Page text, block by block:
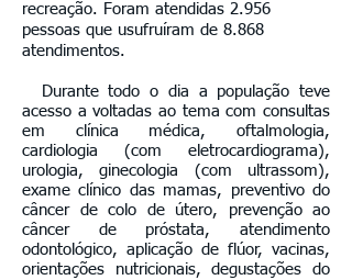
recreação. Foram atendidas 2.956
pessoas que usufruíram de 8.868
atendimentos.
Durante todo o dia a população teve
acesso a voltadas ao tema com consultas
em clínica médica, oftalmologia,
cardiologia (com eletrocardiograma),
urologia, ginecologia (com ultrassom),
exame clínico das mamas, preventivo do
câncer de colo de útero, prevenção ao
câncer de próstata, atendimento
odontológico, aplicação de flúor, vacinas,
orientações nutricionais, degustações do